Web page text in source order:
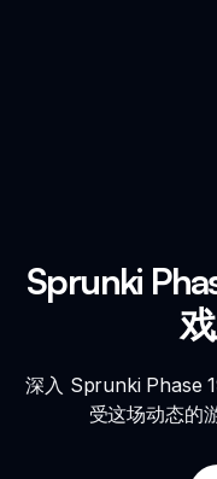
Sprunki
深入 Sprunki Phase
受这场动态的